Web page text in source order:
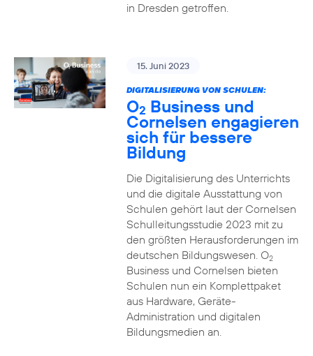
in Dresden getroffen.
15. Juni 2023
DIGITALISIERUNG VON SCHULEN:
O2 Business und
Cornelsen engagieren
sich für bessere
Bildung
Die Digitalisierung des Unterrichts
und die digitale Ausstattung von
Schulen gehört laut der Cornelsen
Schulleitungsstudie 2023 mit zu
den größten Herausforderungen im
deutschen Bildungswesen. O2
Business und Cornelsen bieten
Schulen nun ein Komplettpaket
aus Hardware, Geräte-
Administration und digitalen
Bildungsmedien an.